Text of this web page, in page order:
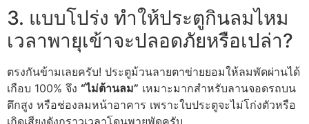
3. แบบโปร่ง ทำให้ประตูกินลมไหม
เวลาพายุเข้าจะปลอดภัยหรือเปล่า?
ตรงกันข้ามเลยครับ! ประตูม้วนลายตาข่ายยอมให้ลมพัดผ่านได้
เกือบ 100% จึง “ไม่ต้านลม” เหมาะมากสำหรับลานจอดรถบน
ตึกสูง หรือช่องลมหน้าอาคาร เพราะใบประตูจะไม่โก่งตัวหรือ